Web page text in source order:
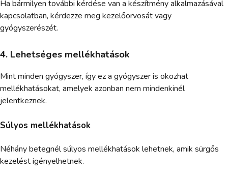
Ha bármilyen további kérdése van a készítmény alkalmazásával
kapcsolatban, kérdezze meg kezelőorvosát vagy
gyógyszerészét.
4. Lehetséges mellékhatások
Mint minden gyógyszer, így ez a gyógyszer is okozhat
mellékhatásokat, amelyek azonban nem mindenkinél
jelentkeznek.
Súlyos mellékhatások
Néhány betegnél súlyos mellékhatások lehetnek, amik sürgős
kezelést igényelhetnek.